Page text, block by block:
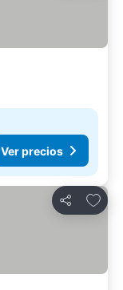
Ver precios
Compartir